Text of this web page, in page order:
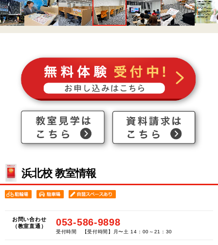
浜北校 教室情報
お問い合わせ
（教室直通）
053-586-9898
受付時間 【受付時間】月〜土 14：00～21：30